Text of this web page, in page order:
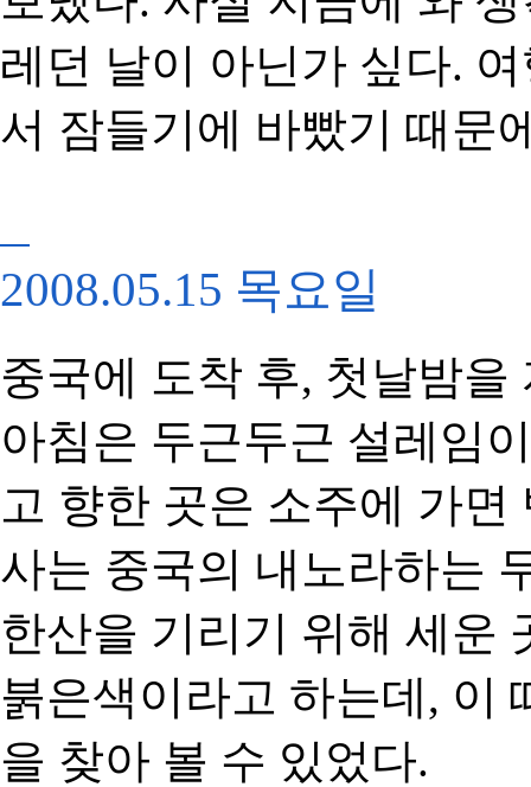
레던 날이 아닌가 싶다.
서 잠들기에 바빴기 때문
2008.05.15 목요일
중국에 도착 후, 첫날밤
아침은 두근두근 설레임
고 향한 곳은 소주에 가
사는 중국의 내노라하는
한산을 기리기 위해 세운
붉은색이라고 하는데, 이
을 찾아 볼 수 있었다.